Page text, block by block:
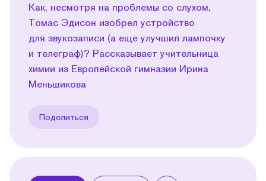
Как, несмотря на проблемы со слухом,
Томас Эдисон изобрел устройство
для звукозаписи (а еще улучшил лампочку
и телеграф)? Рассказывает учительница
химии из Европейской гимназии Ирина
Меньшикова
Поделиться